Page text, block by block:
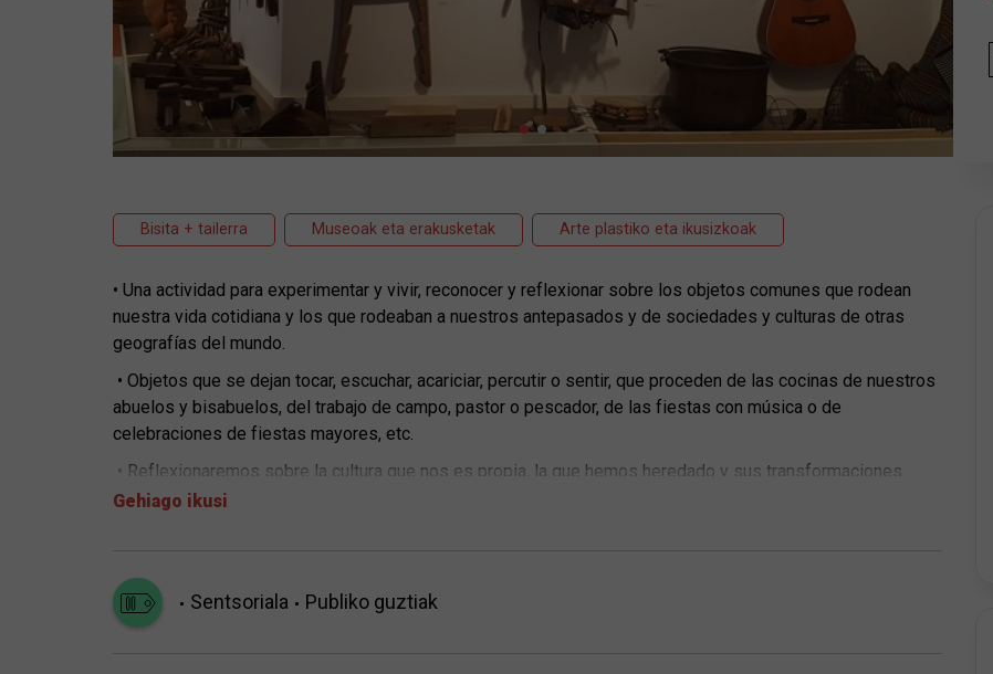
Bisita + tailerra Museoak eta erakusketak Arte plastiko eta ikusizkoak
• Una actividad para experimentar y vivir, reconocer y reflexionar sobre los objetos comunes que rodean
nuestra vida cotidiana y los que rodeaban a nuestros antepasados y de sociedades y culturas de otras
geografías del mundo.
• Objetos que se dejan tocar, escuchar, acariciar, percutir o sentir, que proceden de las cocinas de nuestros
abuelos y bisabuelos, del trabajo de campo, pastor o pescador, de las fiestas con música o de
celebraciones de fiestas mayores, etc.
• Reflexionaremos sobre la cultura que nos es propia, la que hemos heredado y sus transformaciones.
Información práctica:
o Duración aproximada: 1h 30 minutos
o Horario de mañanas o tardes entre semana, a convenir (de martes a viernes)
Gehiago ikusi
Sentsoriala Publiko guztiak